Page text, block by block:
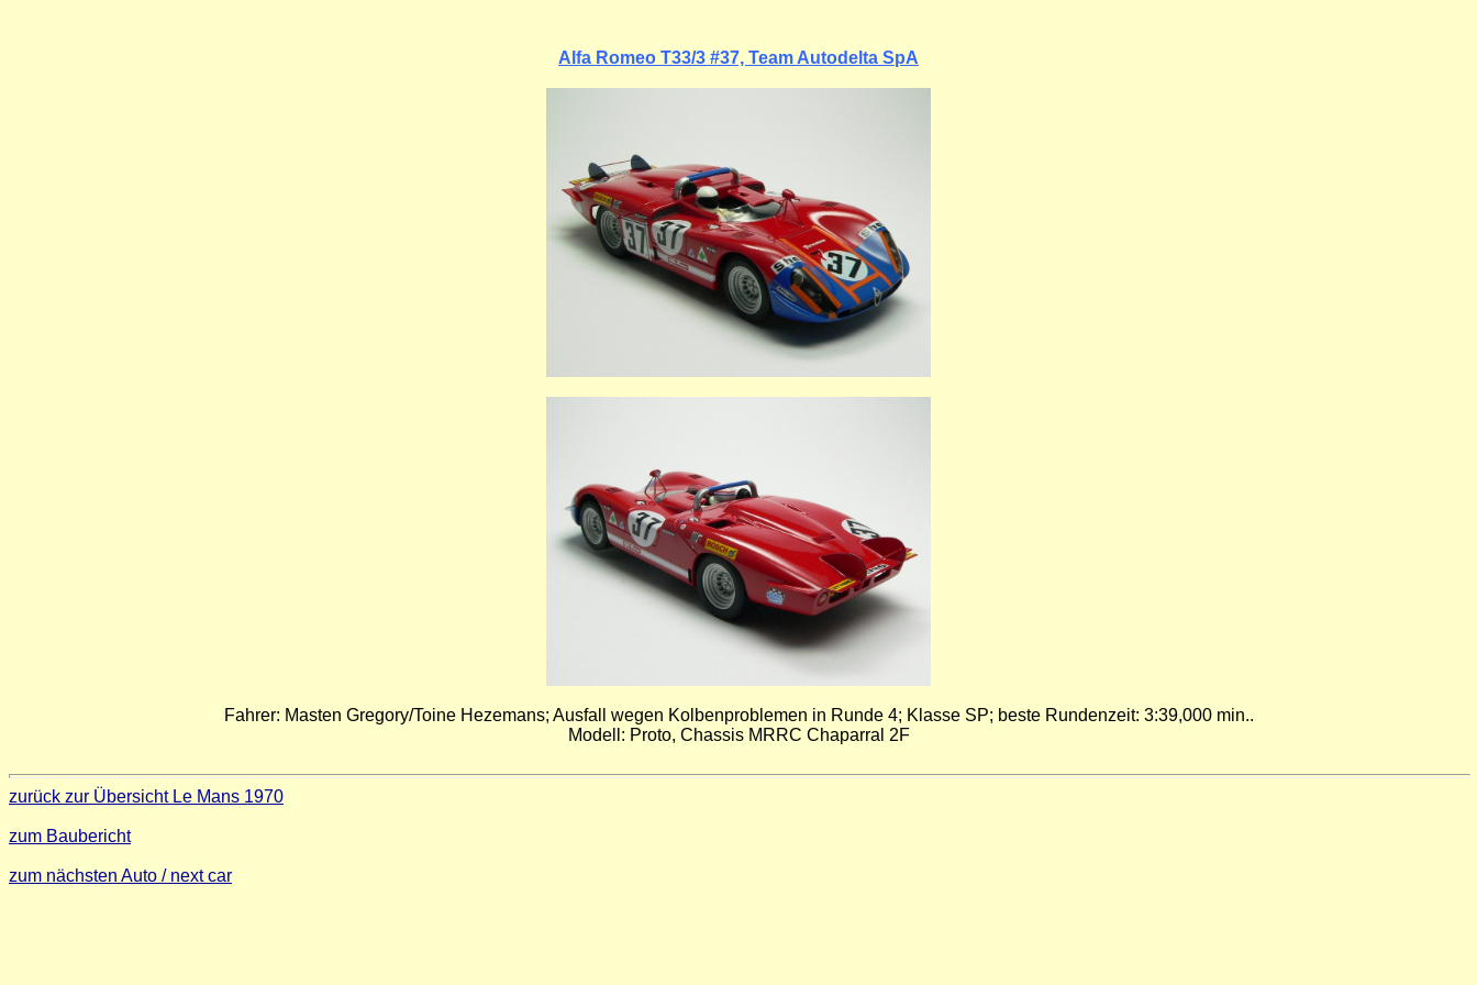
Alfa Romeo T33/3 #37, Team Autodelta SpA
Fahrer: Masten Gregory/Toine Hezemans; Ausfall wegen Kolbenproblemen in Runde 4; Klasse SP; beste Rundenzeit: 3:39,000 min..
Modell: Proto, Chassis MRRC Chaparral 2F
zurück zur Übersicht Le Mans 1970
zum Baubericht
zum nächsten Auto / next car